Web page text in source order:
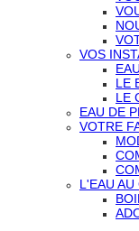
VOS
LE
LE
EAU DE
VOTRE
L'EAU AU